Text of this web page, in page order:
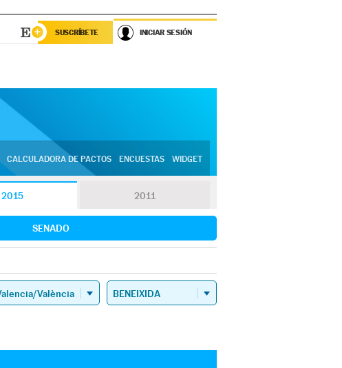
SUSCRÍBETE INICIAR SESIÓN
CALCULADORA DE PACTOS ENCUESTAS WIDGET
2015 2011
SENADO